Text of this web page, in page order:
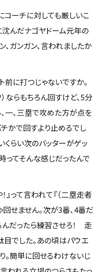
ーチに対しても厳しいこ
んだナゴヤドーム元年の
、ガンガン、言われましたか
前に打つじゃないですか。
ならもちろん回すけど、5分
一、三塁で攻めた方が点を
チかで回すより止めるでし
くらい次のバッターがゲッ
ってそんな感じだったんで
』って言われて『（二塁走者
せません。次が3番、4番だ
んだったら練習させろ！ 走
目でした。あの頃はパウエ
。簡単に回せるわけないじ